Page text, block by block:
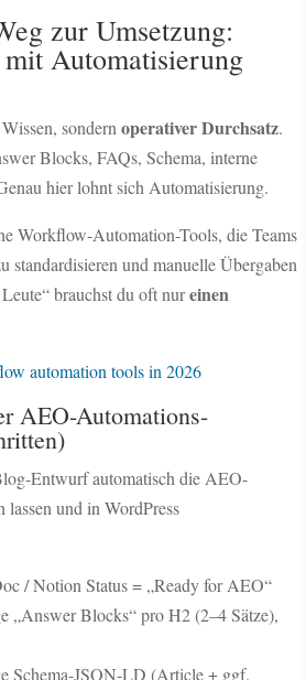
zur Umsetzung:
Automatisierung
sondernoperativer Durchsatz.
Blocks, FAQs, Schema, interne
hier lohnt sich Automatisierung.
Workflow-Automation-Tools, die Teams
standardisieren und manuelle Übergaben
brauchst du oft nureinen
automation tools in 2026
AEO-Automations-
Entwurf automatisch die AEO-
lassen und in WordPress
/ Notion Status = „Ready for AEO“
„Answer Blocks“ pro H2 (2–4 Sätze),
Schema-JSON-LD (Article + ggf.